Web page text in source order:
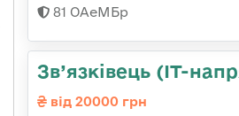
81 ОАеМБр
Зв’язківець (IT-
від 20000 грн